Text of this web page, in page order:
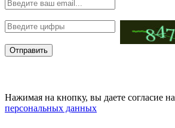
Нажимая на кнопку, вы даете согласие на
персональных данных